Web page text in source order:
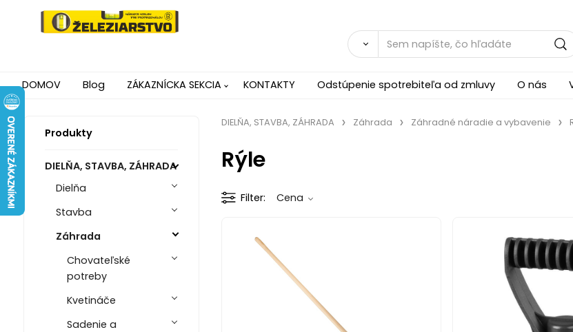
DOMOV Blog ZÁKAZNÍCKA SEKCIA KONTAKTY Odstúpenie spotrebiteľa od zmluvy O nás
Produkty
DIELŇA, STAVBA, ZÁHRADA
Dielňa
Stavba
Záhrada
Chovateľské
potreby
Kvetináče
Sadenie a
DIELŇA, STAVBA, ZÁHRADA Záhrada Záhradné náradie a vybavenie
Rýle
Filter Cena